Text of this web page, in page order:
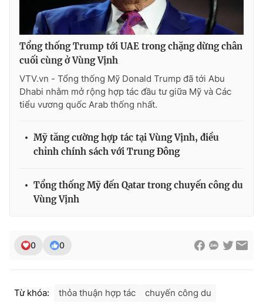
Ðiện thoại Thời báo VTV:024.66 897 897
toasoan@vtv.vn
Liên hệ quảng cáo:
024-7300.7108
® Cấm sao chép dưới mọi hình thức nếu không có sự chấp
Tổng thống Trump tới UAE trong chặng dừng chân
cuối cùng ở Vùng Vịnh
VTV.vn - Tổng thống Mỹ Donald Trump đã tới Abu
Dhabi nhằm mở rộng hợp tác đầu tư giữa Mỹ và Các
tiểu vương quốc Arab thống nhất.
Mỹ tăng cường hợp tác tại Vùng Vịnh, điều
chỉnh chính sách với Trung Đông
Tổng thống Mỹ đến Qatar trong chuyến công du
Vùng Vịnh
0 0
Từ khóa: thỏa thuận hợp tác chuyến công du